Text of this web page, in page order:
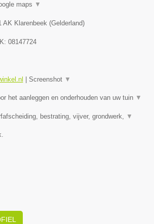
maps ▼
AK Klarenbeek(Gelderland)
08147724
Screenshot ▼
het aanleggen en onderhouden van uw tuin ▼
bestrating, vijver, grondwerk, ▼